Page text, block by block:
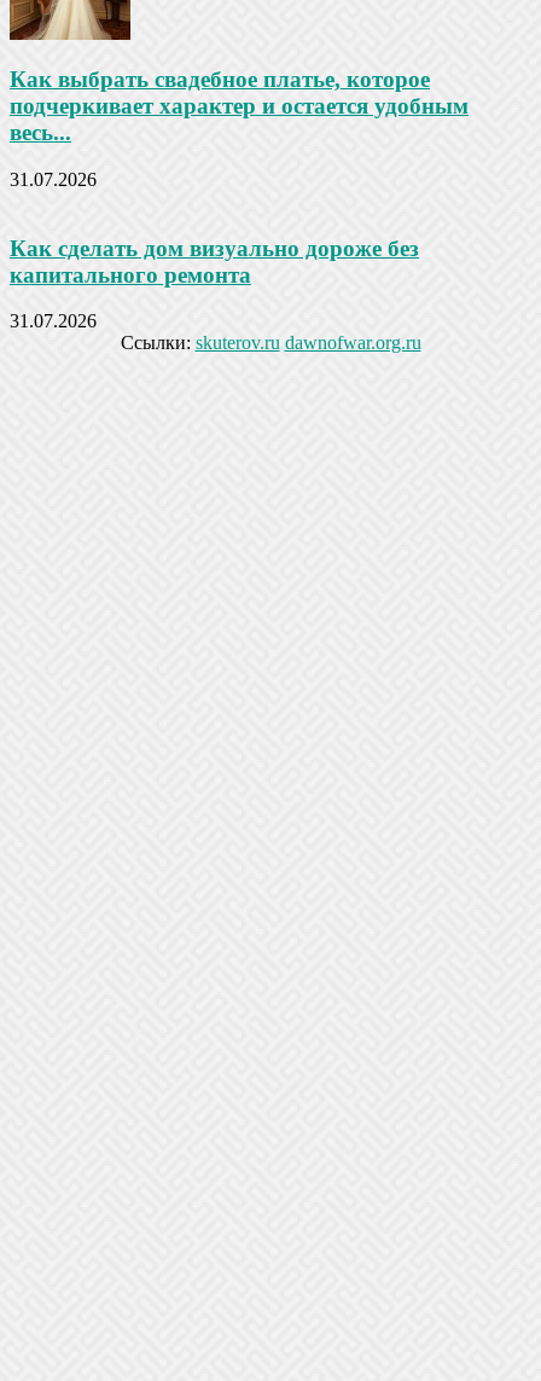
Как выбрать свадебное платье, которое
подчеркивает характер и остается удобным
весь...
31.07.2026
Как сделать дом визуально дороже без
капитального ремонта
31.07.2026
Ссылки: skuterov.ru dawnofwar.org.ru